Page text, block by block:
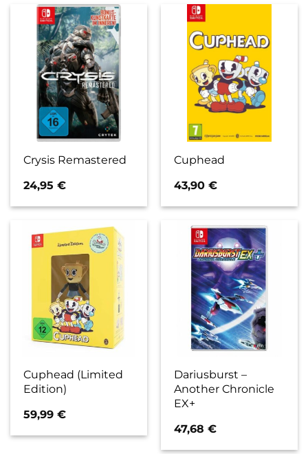
Crysis Remastered
24,95€
Cuphead
43,90€
Cuphead (Limited
Edition)
59,99€
Dariusburst –
Another Chronicle
EX+
47,68€